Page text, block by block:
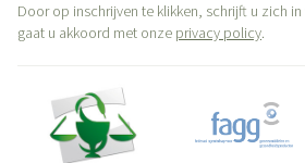
Door op inschrijven te klikken, schrijft u zich
gaat u akkoord met onze privacy policy.